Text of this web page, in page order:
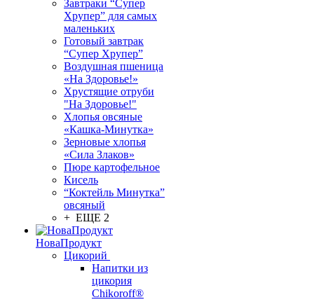
Завтраки “Супер
Хрупер” для самых
маленьких
Готовый завтрак
“Супер Хрупер”
Воздушная пшеница
«На Здоровье!»
Хрустящие отруби
"На Здоровье!"
Хлопья овсяные
«Кашка-Минутка»
Зерновые хлопья
«Сила Злаков»
Пюре картофельное
Кисель
“Коктейль Минутка”
овсяный
+ ЕЩЕ 2
НоваПродукт
Цикорий
Напитки из
цикория
Chikoroff®